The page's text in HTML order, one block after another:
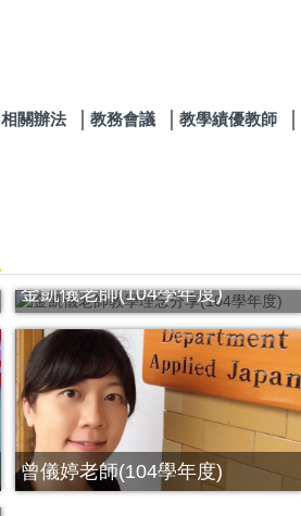
相關辦法 教務會議 教學績優教師
金凱儀老師(104學年度)
曾儀婷老師(104學年度)